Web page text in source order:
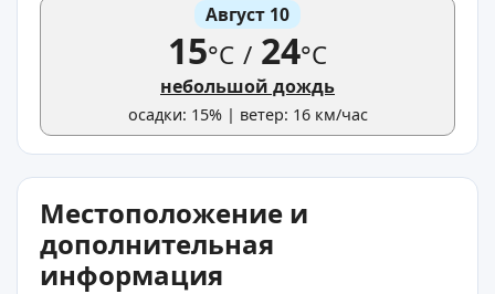
Август 10
15°C / 24°C
небольшой дождь
осадки: 15% | ветер: 16 км/час
Местоположение и
дополнительная
информация